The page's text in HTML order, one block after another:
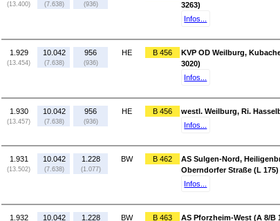
(13.400) (7.638) (936)
3263)
Infos...
1.929
(13.454)
10.042
(7.638)
956
(936)
HE B 456
KVP OD Weilburg,
3020)
Infos...
1.930
(13.457)
10.042
(7.638)
956
(936)
HE B 456
westl. Weilburg, Ri.
Infos...
1.931
(13.502)
10.042
(7.638)
1.228
(1.077)
BW B 462
AS Sulgen-Nord,
Oberndorfer Straße (L 175)
Infos...
1.932 10.042 1.228 BW B 463 AS Pforzheim-West (A 8/B